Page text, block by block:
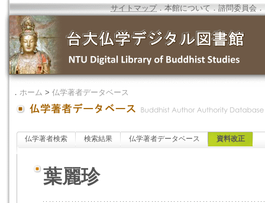
サイトマップ．本館について ．諮問委員会 ．
． ホーム > 仏学著者データベース
仏学著者検索 検索結果 仏学著者データベース 資料改正
葉麗珍